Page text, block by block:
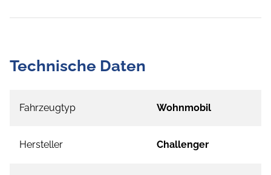
Technische Daten
Fahrzeugtyp Wohnmobil
Hersteller Challenger